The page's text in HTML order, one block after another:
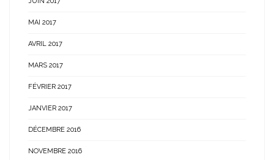
MAI 2017
AVRIL 2017
MARS 2017
FÉVRIER 2017
JANVIER 2017
DÉCEMBRE 2016
NOVEMBRE 2016